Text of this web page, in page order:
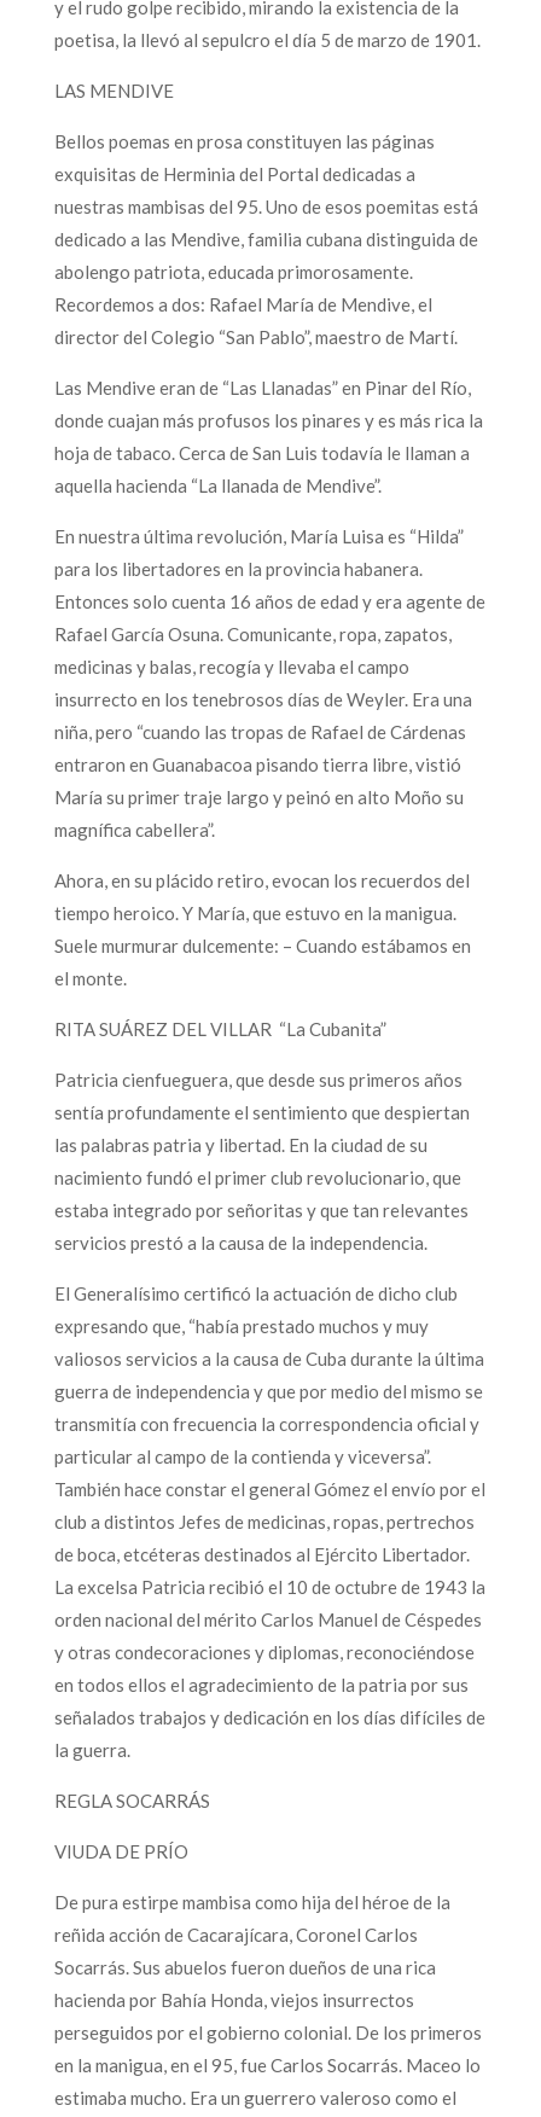
y el rudo golpe recibido, mirando la existencia de la
poetisa, la llevó al sepulcro el día 5 de marzo de 1901.
LAS MENDIVE
Bellos poemas en prosa constituyen las páginas
exquisitas de Herminia del Portal dedicadas a
nuestras mambisas del 95. Uno de esos poemitas está
dedicado a las Mendive, familia cubana distinguida de
abolengo patriota, educada primorosamente.
Recordemos a dos: Rafael María de Mendive, el
director del Colegio “San Pablo”, maestro de Martí.
Las Mendive eran de “Las Llanadas” en Pinar del Río,
donde cuajan más profusos los pinares y es más rica la
hoja de tabaco. Cerca de San Luis todavía le llaman a
aquella hacienda “La llanada de Mendive”.
En nuestra última revolución, María Luisa es “Hilda”
para los libertadores en la provincia habanera.
Entonces solo cuenta 16 años de edad y era agente de
Rafael García Osuna. Comunicante, ropa, zapatos,
medicinas y balas, recogía y llevaba el campo
insurrecto en los tenebrosos días de Weyler. Era una
niña, pero “cuando las tropas de Rafael de Cárdenas
entraron en Guanabacoa pisando tierra libre, vistió
María su primer traje largo y peinó en alto Moño su
magnífica cabellera”.
Ahora, en su plácido retiro, evocan los recuerdos del
tiempo heroico. Y María, que estuvo en la manigua.
Suele murmurar dulcemente: – Cuando estábamos en
el monte.
RITA SUÁREZ DEL VILLAR “La Cubanita”
Patricia cienfueguera, que desde sus primeros años
sentía profundamente el sentimiento que despiertan
las palabras patria y libertad. En la ciudad de su
nacimiento fundó el primer club revolucionario, que
estaba integrado por señoritas y que tan relevantes
servicios prestó a la causa de la independencia.
El Generalísimo certificó la actuación de dicho club
expresando que, “había prestado muchos y muy
valiosos servicios a la causa de Cuba durante la última
guerra de independencia y que por medio del mismo se
transmitía con frecuencia la correspondencia oficial y
particular al campo de la contienda y viceversa”.
También hace constar el general Gómez el envío por el
club a distintos Jefes de medicinas, ropas, pertrechos
de boca, etcéteras destinados al Ejército Libertador.
La excelsa Patricia recibió el 10 de octubre de 1943 la
orden nacional del mérito Carlos Manuel de Céspedes
y otras condecoraciones y diplomas, reconociéndose
en todos ellos el agradecimiento de la patria por sus
señalados trabajos y dedicación en los días difíciles de
la guerra.
REGLA SOCARRÁS
VIUDA DE PRÍO
De pura estirpe mambisa como hija del héroe de la
reñida acción de Cacarajícara, Coronel Carlos
Socarrás. Sus abuelos fueron dueños de una rica
hacienda por Bahía Honda, viejos insurrectos
perseguidos por el gobierno colonial. De los primeros
en la manigua, en el 95, fue Carlos Socarrás. Maceo lo
estimaba mucho. Era un guerrero valeroso como el